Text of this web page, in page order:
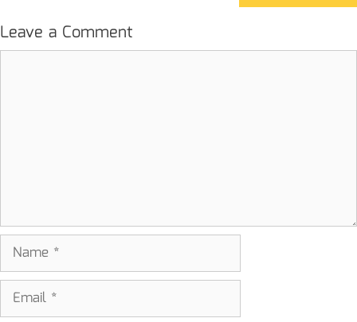
Leave a Comment
Name
Email